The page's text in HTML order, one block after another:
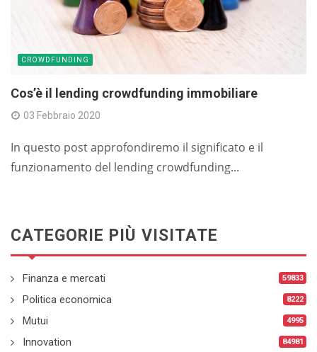
CROWDFUNDING
Cos’è il lending crowdfunding immobiliare
03 Febbraio 2020
In questo post approfondiremo il significato e il
funzionamento del lending crowdfunding...
CATEGORIE PIÙ VISITATE
Finanza e mercati 59833
Politica economica 8222
Mutui 4995
Innovation 84981